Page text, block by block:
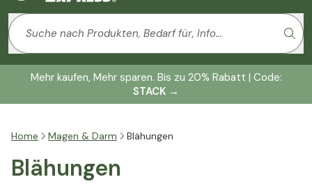
Mehr kaufen, Mehr sparen. Bis zu 20% Rabatt | Code:
STACK →
Home Magen & Darm Blähungen
Blähungen